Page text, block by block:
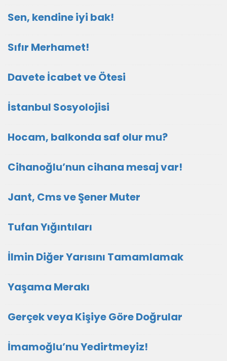
Sen, kendine iyi bak!
Sıfır Merhamet!
Davete İcabet ve Ötesi
İstanbul Sosyolojisi
Hocam, balkonda saf olur mu?
Cihanoğlu’nun cihana mesaj var!
Jant, Cms ve Şener Muter
Tufan Yığıntıları
İlmin Diğer Yarısını Tamamlamak
Yaşama Merakı
Gerçek veya Kişiye Göre Doğrular
İmamoğlu’nu Yedirtmeyiz!